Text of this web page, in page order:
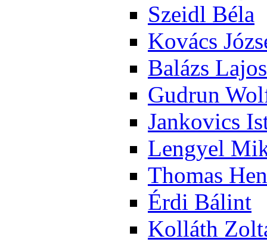
Szeidl Bé­la
Ko­vács
Ba­lázs La­jos
Gud­run
Jan­ko­vics
Len­gyel
Tho­mas
Ér­di Bá­lint
Kol­láth